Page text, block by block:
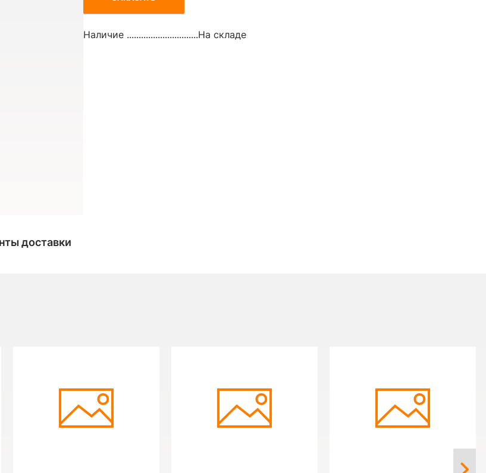
Наличие ..............................На складе
доставки